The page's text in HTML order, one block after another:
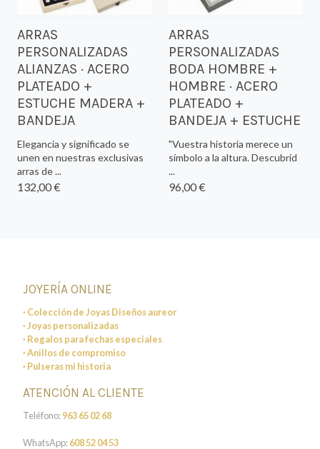
ARRAS
PERSONALIZADAS
ALIANZAS · ACERO
PLATEADO +
ESTUCHE MADERA +
BANDEJA
Elegancia y significado se
unen en nuestras exclusivas
arras de ...
132,00 €
ARRAS
PERSONALIZADAS
BODA HOMBRE +
HOMBRE · ACERO
PLATEADO +
BANDEJA + ESTUCHE
"Vuestra historia merece un
símbolo a la altura. Descubrid
...
96,00 €
JOYERÍA ONLINE
· Colección de Joyas Diseños aureor
· Joyas personalizadas
· Regalos para fechas especiales
· Anillos de compromiso
· Pulseras mi historia
ATENCIÓN AL CLIENTE
Teléfono:963 65 02 68
WhatsApp:608 52 04 53